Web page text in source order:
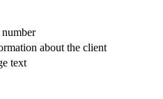
about the client
text